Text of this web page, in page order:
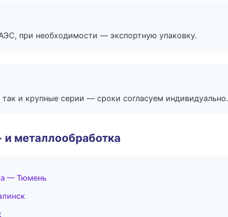
при необходимости — экспортную упаковку.
и крупные серии — сроки согласуем индивидуально.
металлообработка
— Тюмень